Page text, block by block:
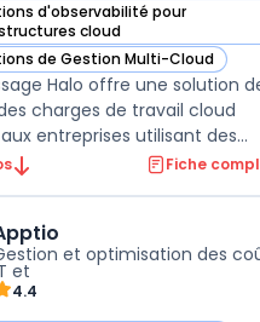
d'observabilité pour
cloud
Halo dans cette
de Gestion Multi-Cloud
Halo dans cette
Halo offre une solution
charges de travail cloud
entreprises utilisant des
sur des
de conformité et de
continue a ...
Fiche
et optimisation des
et
4.4